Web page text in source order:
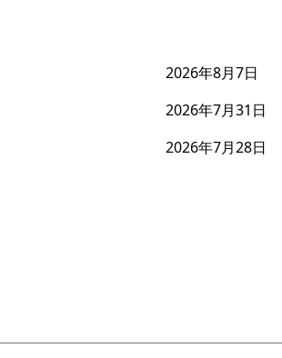
2026年8月7日
2026年7月31日
2026年7月28日